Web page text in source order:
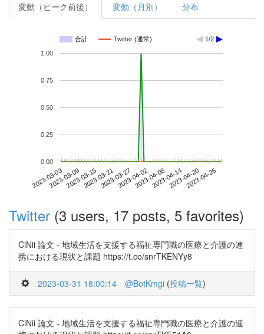
変動（ピーク前後） 変動（月別） 分布
合計 Twitter (通常) 1/2
2023-03-032023-03-092023-03-152023-03-212023-03-272023-04-022023-04-082023-04-142023-04-202023-04-26
0.00
0.25
0.50
0.75
1.00
Twitter (3 users, 17 posts, 5 favorites)
CiNii 論文 - 地域生活を支援する福祉専門職の医療と介護の連
携における現状と課題 https://t.co/snrTKENYy8
2023-03-31 18:00:14 @BotKmgi (投稿一覧)
CiNii 論文 - 地域生活を支援する福祉専門職の医療と介護の連